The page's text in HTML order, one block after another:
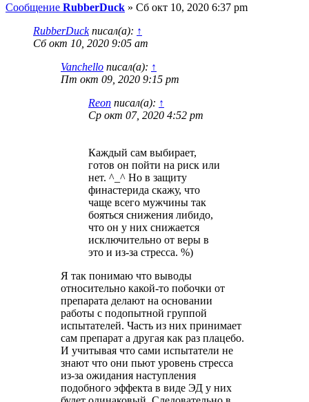
Сообщение RubberDuck » Сб окт 10, 2020 6:37 pm
RubberDuckписал(а): ↑
Сб окт 10, 2020 9:05 am
Vanchello писал(а): ↑
Пт окт 09, 2020 9:15 pm
Reon писал(а): ↑
Ср окт 07, 2020 4:52 pm
Каждый сам выбирает,
готов он пойти на риск или
нет. ^_^ Но в защиту
финастерида скажу, что
чаще всего мужчины так
бояться снижения либидо,
что он у них снижается
исключительно от веры в
это и из-за стресса. %)
Я так понимаю что выводы
относительно какой-то побочки от
препарата делают на основании
работы с подопытной группой
испытателей. Часть из них принимает
сам препарат а другая как раз плацебо.
И учитывая что сами испытатели не
знают что они пьют уровень стресса
из-за ожидания наступления
подобного эффекта в виде ЭД у них